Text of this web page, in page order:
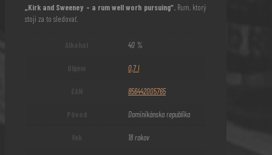
„Kirk and Sweeney – a rum well worh pursuing“. Rum, ktorý
stojí za to sledovať.
40 %
0,7 l
856442005765
Dominikánska republika
18 rokov